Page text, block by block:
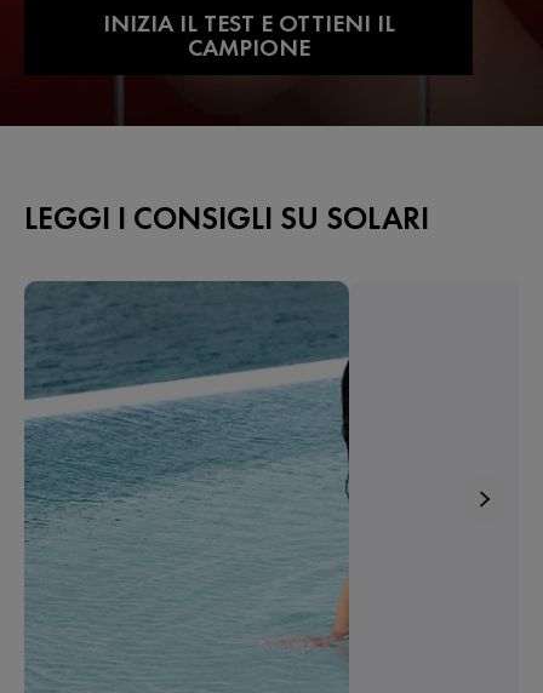
INIZIA IL TEST E OTTIENI IL
CAMPIONE
LEGGI I CONSIGLI SU SOLARI